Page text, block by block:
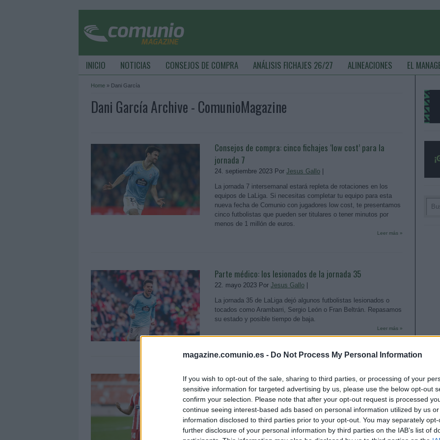
magazine.comunio.es - Do Not Process My Personal Information
If you wish to opt-out of the sale, sharing to third parties, or processing of your
sensitive information for targeted advertising by us, please use the below opt-out
confirm your selection. Please note that after your opt-out request is processed
continue seeing interest-based ads based on personal information utilized by us
information disclosed to third parties prior to your opt-out. You may separately
further disclosure of your personal information by third parties on the IAB’s list of
INICIO NOTICIAS CONSEJOS DE COMPRA ANÁLISIS FICHAJES 26/27 ALINEACIONES EL
Home » Dani García
Dani García Archive - ComunioMagazine
Consejos de compra: cinco fichajes ‘low cost’ para la
jornada 7
24. septiembre 2023 Por Jesus Gallo
La jornada 7 intersemanal estará repleta de rotaciones en los
equipos de LaLiga. Si necesitas completar tu equipo para esta
nueva fecha de Comunio con jugadores low cost, te presentamos
cinco futbolistas que pueden ser titulares o tener minutos por
menos de 1 millón de euros.
Leer más »
Parte médico: los lesionados de la jornada 35
22. mayo 2023 Por Jesus Gallo
La jornada 35 de LaLiga dejó algunos futbolistas lesionados o
tocados como Arambarri, Sergio León o Fran Beltrán. Repasamos
su estado y posible tiempo de baja.
Leer más »
Los sancionados de la jornada 30: ¿Quiénes suplirán a
Llorente & cía?
18. abril 2023 PorJesus Gallo|
18 futbolistas se perderán la jornada 30 de LaLiga 22/23 al estar
sancionados, entre ellos Marcos Llorente, Le Normand o Catena.
¿Quiénes les reemplazarán en sus respectivos equipos?